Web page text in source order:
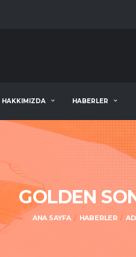
HAKKIMIZDA HABERLER
GOLDEN
ANA SAYFA HABERLER